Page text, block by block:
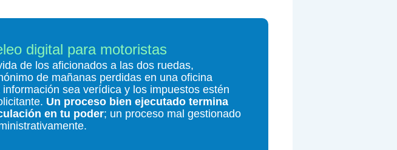
digital para motoristas
de los aficionados a las dos ruedas,
de mañanas perdidas en una oficina
sea verídica y los impuestos estén
Un proceso bien ejecutado termina
en tu poder; un proceso mal gestionado